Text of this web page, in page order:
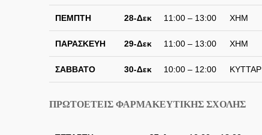
ΠΕΜΠΤΗ 28-Δεκ 11:00 – 13:00 ΧΗΜ
ΠΑΡΑΣΚΕΥΗ 29-Δεκ 11:00 – 13:00 ΧΗΜ
ΣΑΒΒΑΤΟ 30-Δεκ 10:00 – 12:00 ΚΥΤΤΑΡ
ΠΡΩΤΟΕΤΕΙΣ ΦΑΡΜΑΚΕΥΤΙΚΗΣ ΣΧΟΛΗΣ